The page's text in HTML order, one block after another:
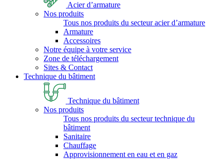
Acier d’armature
Nos produits
Tous nos produits du secteur acier d’armature
Armature
Accessoires
Notre équipe à votre service
Zone de téléchargement
Sites & Contact
Technique du bâtiment
Technique du bâtiment
Nos produits
Tous nos produits du secteur technique du
bâtiment
Sanitaire
Chauffage
Approvisionnement en eau et en gaz